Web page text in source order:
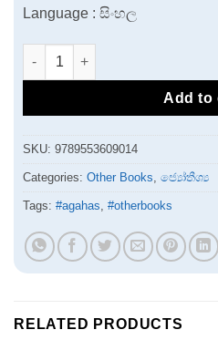
Language : සිංහල
Graha Tharakawalata kala
Add to
SKU: 9789553609014
Categories: Other Books ජ්‍යෝතීශ්‍ය
Tags: #agahas #otherbooks
RELATED PRODUCTS